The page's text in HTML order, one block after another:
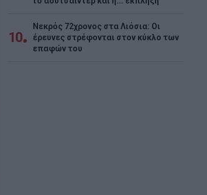
10
Νεκρός 72χρονος στα Λιόσια: Οι
έρευνες στρέφονται στον κύκλο των
επαφών του